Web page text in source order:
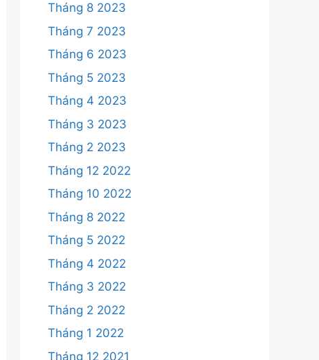
Tháng 8 2023
Tháng 7 2023
Tháng 6 2023
Tháng 5 2023
Tháng 4 2023
Tháng 3 2023
Tháng 2 2023
Tháng 12 2022
Tháng 10 2022
Tháng 8 2022
Tháng 5 2022
Tháng 4 2022
Tháng 3 2022
Tháng 2 2022
Tháng 1 2022
Tháng 12 2021